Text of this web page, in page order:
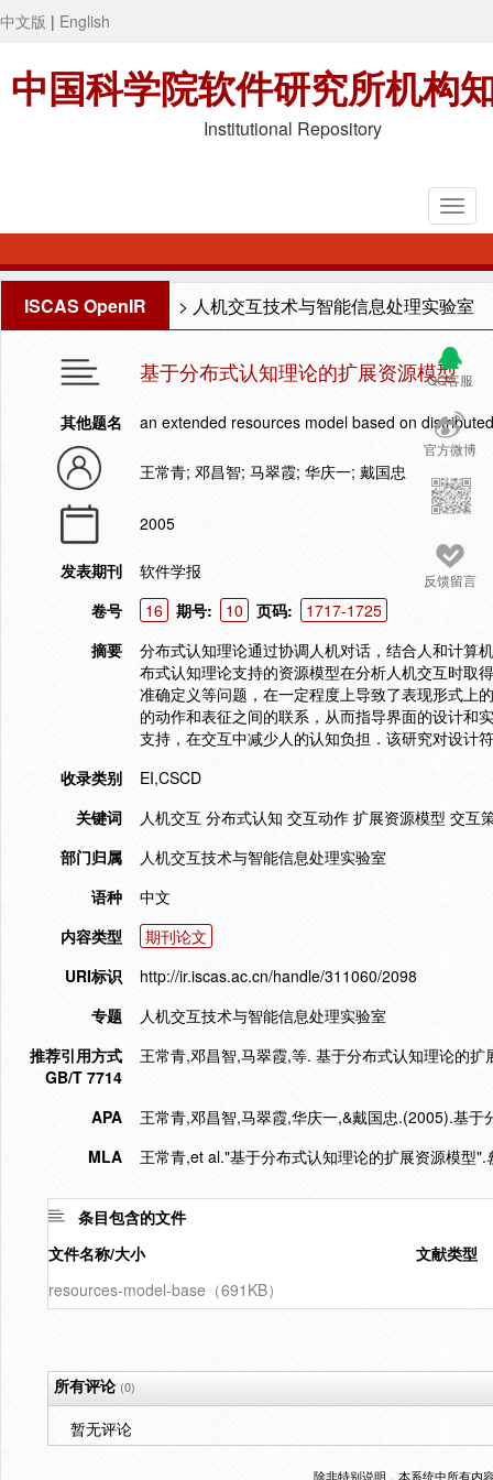
中文版 | English
中国科学院软件研究所机构
Institutional Repository
ISCAS OpenIR > 人机交互技术与智能信息处理实验室
QQ客服
官方微博
反馈留言
基于分布式认知理论的扩展资源模型
其他题名 an extended resources model based on
王常青; 邓昌智; 马翠霞; 华庆一; 戴国忠
2005
发表期刊
软件学报
卷号
16 期号: 10 页码:
1717-1725
摘要
分布式认知理论通过协调人机对话，结合人和计算
布式认知理论支持的资源模型在分析人机交互时取
准确定义等问题，在一定程度上导致了表现形式上
的动作和表征之间的联系，从而指导界面的设计和
支持，在交互中减少人的认知负担．该研究对设计
收录类别
EI,CSCD
关键词
人机交互 分布式认知 交互动作 扩展资源模型 交互
部门归属
人机交互技术与智能信息处理实验室
语种
中文
内容类型
期刊论文
URI标识
http://ir.iscas.ac.cn/handle/311060/2098
专题
人机交互技术与智能信息处理实验室
推荐引用方式
GB/T 7714
王常青,邓昌智,马翠霞,等. 基于分布式认知理论的
APA
王常青,邓昌智,马翠霞,华庆一,&戴国忠.(2005).基于
MLA
王常青,et al."基于分布式认知理论的扩展资源模型".
条目包含的文件
文件名称/大小
文献类型
resources-model-base（691KB）
所有评论(0)
暂无评论
除非特别说明，本系统中所有内